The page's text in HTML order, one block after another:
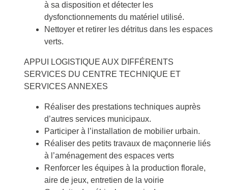
à sa disposition et détecter les
dysfonctionnements du matériel utilisé.
Nettoyer et retirer les détritus dans les espaces
verts.
APPUI LOGISTIQUE AUX DIFFÉRENTS
SERVICES DU CENTRE TECHNIQUE ET
SERVICES ANNEXES
Réaliser des prestations techniques auprès
d’autres services municipaux.
Participer à l’installation de mobilier urbain.
Réaliser des petits travaux de maçonnerie liés
à l’aménagement des espaces verts
Renforcer les équipes à la production florale,
aire de jeux, entretien de la voirie